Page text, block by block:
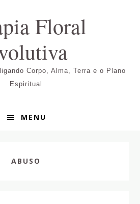
Floral
Corpo, Alma, Terra e o Plano
Espiritual
MENU
ABUSO